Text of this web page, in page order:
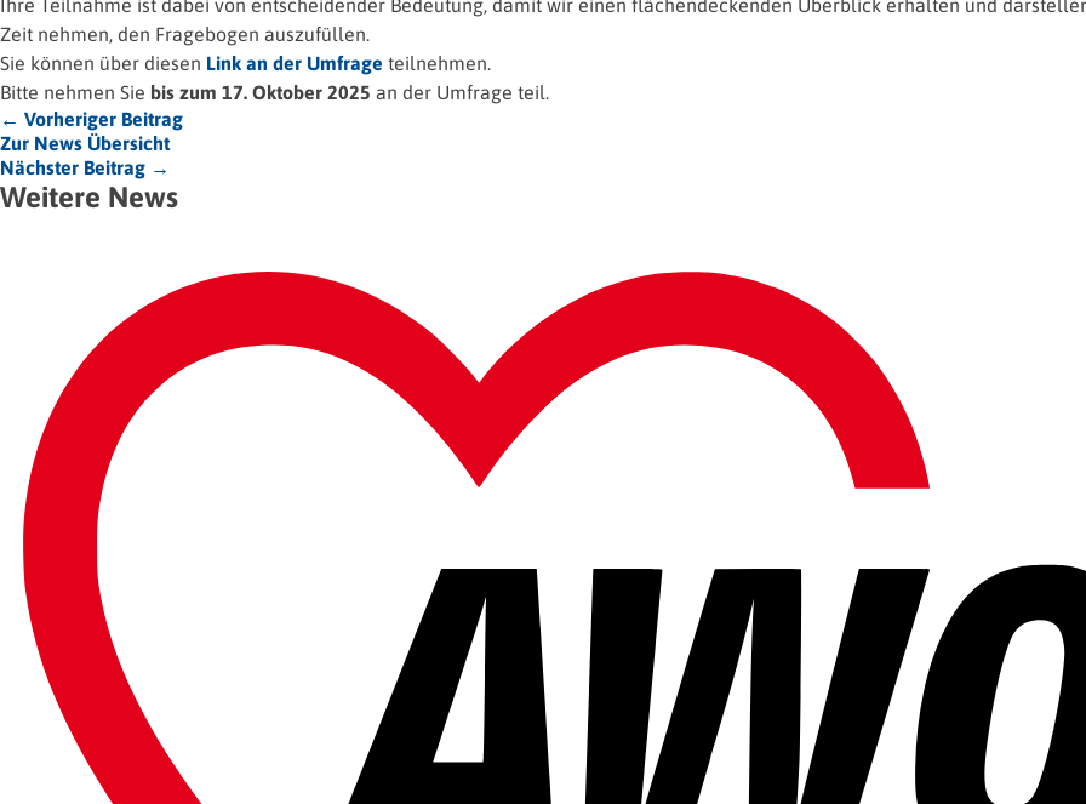
Ihre Teilnahme ist dabei von entscheidender Bedeutung, damit wir einen flächendeckenden Überblick erhalten und
Zeit nehmen, den Fragebogen auszufüllen.
Sie können über diesen Link an der Umfrage teilnehmen.
Bitte nehmen Sie bis zum 17. Oktober 2025 an der Umfrage teil.
← Vorheriger Beitrag
Zur News Übersicht
Nächster Beitrag →
Weitere News